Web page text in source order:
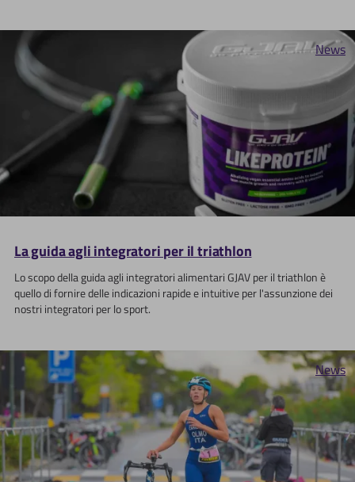
News
La guida agli integratori per il triathlon
Lo scopo della guida agli integratori alimentari GJAV per il triathlon è
quello di fornire delle indicazioni rapide e intuitive per l'assunzione dei
nostri integratori per lo sport.
News